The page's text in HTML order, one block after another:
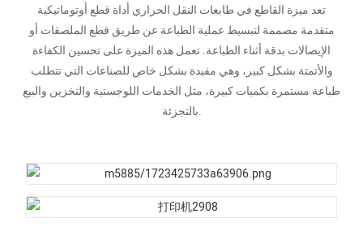
تعد ميزة القاطع في طابعات النقل الحراري أداة قطع أوتوماتيكية
متقدمة مصممة لتبسيط عملية الطباعة عن طريق قطع الملصقات أو
الإيصالات بدقة أثناء الطباعة. تعمل هذه الميزة على تحسين الكفاءة
والأتمتة بشكل كبير، وهي مفيدة بشكل خاص للصناعات التي تتطلب
طباعة مستمرة بكميات كبيرة، مثل الخدمات اللوجستية والتخزين والبيع
بالتجزئة.